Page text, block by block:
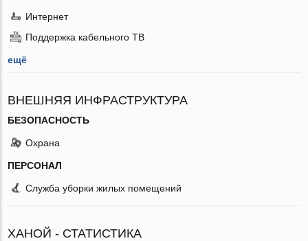
Интернет
Поддержка кабельного ТВ
ещё
ВНЕШНЯЯ ИНФРАСТРУКТУРА
БЕЗОПАСНОСТЬ
Охрана
ПЕРСОНАЛ
Служба уборки жилых помещений
ХАНОЙ - СТАТИСТИКА